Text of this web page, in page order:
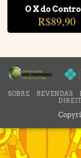
O X do
R$89,90
SOBRE REVENDAS